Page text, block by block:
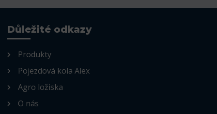
Důležité odkazy
Produkty
Pojezdová kola Alex
Agro ložiska
O nás